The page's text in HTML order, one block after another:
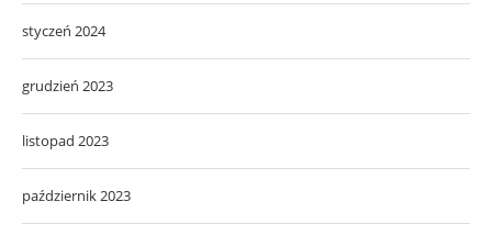
styczeń 2024
grudzień 2023
listopad 2023
październik 2023